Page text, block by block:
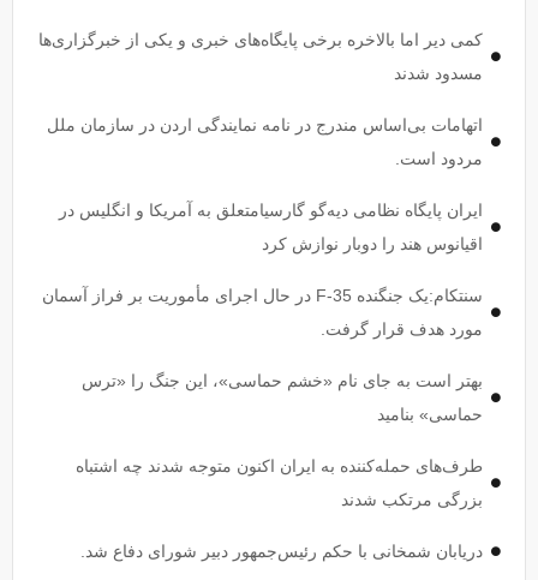
کمی دیر اما بالاخره برخی پایگاه‌های خبری و یکی از خبرگزاری‌ها
مسدود شدند
اتهامات بی‌اساس مندرج در نامه نمایندگی اردن در سازمان ملل
مردود است.
ایران پایگاه نظامی دیه‌گو گارسیامتعلق به آمریکا و انگلیس در
اقیانوس هند را دوبار نوازش کرد
سنتکام:یک جنگنده F-35 در حال اجرای مأموریت بر فراز آسمان
مورد هدف قرار گرفت.
بهتر است به جای نام «خشم حماسی»، این جنگ را «ترس
حماسی» بنامید
طرف‌های حمله‌کننده به ایران اکنون متوجه شدند چه اشتباه
بزرگی مرتکب شدند
دریابان شمخانی با حکم رئیس‌جمهور دبیر شورای دفاع شد.